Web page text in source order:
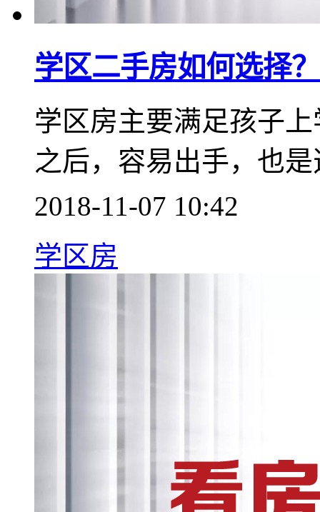
学区二手房如何选择？
学区房主要满足孩子
之后，容易出手，也
2018-11-07 10:42
学区房